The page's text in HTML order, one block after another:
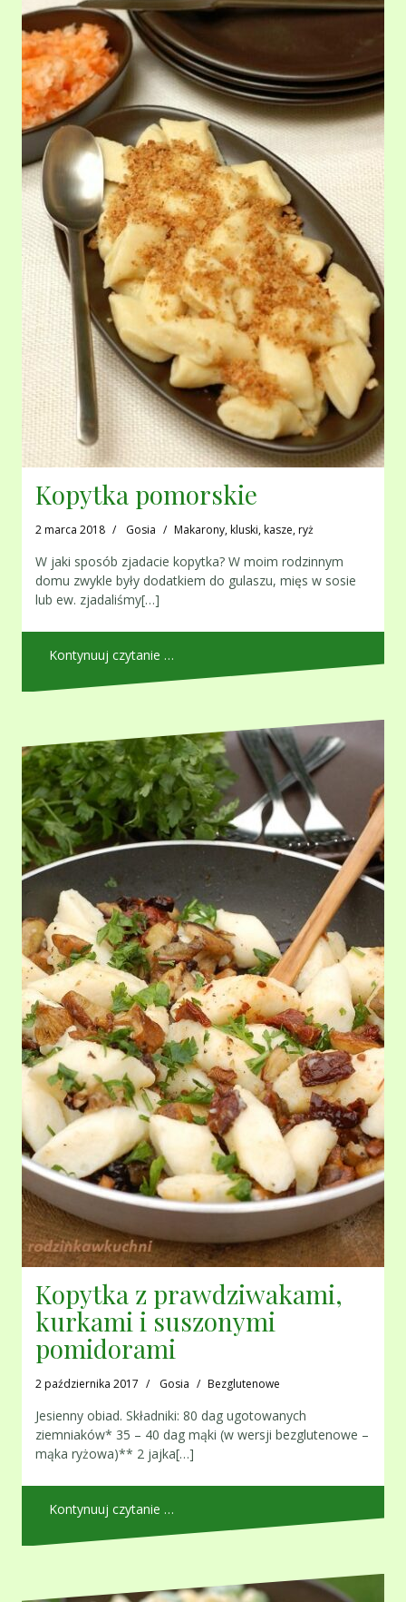
Kopytka pomorskie
2 marca 2018 Gosia Makarony, kluski, kasze, ryż
W jaki sposób zjadacie kopytka? W moim rodzinnym
domu zwykle były dodatkiem do gulaszu, mięs w sosie
lub ew. zjadaliśmy[…]
Kontynuuj czytanie …
Kopytka z prawdziwakami,
kurkami i suszonymi
pomidorami
2 października 2017 Gosia Bezglutenowe
Jesienny obiad. Składniki: 80 dag ugotowanych
ziemniaków* 35 – 40 dag mąki (w wersji bezglutenowe –
mąka ryżowa)** 2 jajka[…]
Kontynuuj czytanie …